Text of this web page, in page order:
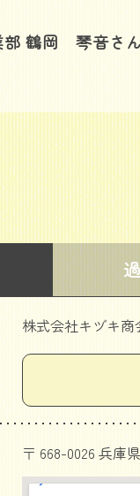
部 鶴岡 琴音さん
株式会社キヅキ商
〒 668-0026 兵庫